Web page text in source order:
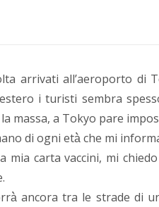
arrivati all’aeroporto di
i turisti sembra
massa, a Tokyo pare
di ogni età̀ che mi
mia carta vaccini, mi
ancora tra le strade di